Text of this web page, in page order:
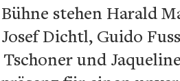
stehen Harald
Josef Dichtl, Guido
und